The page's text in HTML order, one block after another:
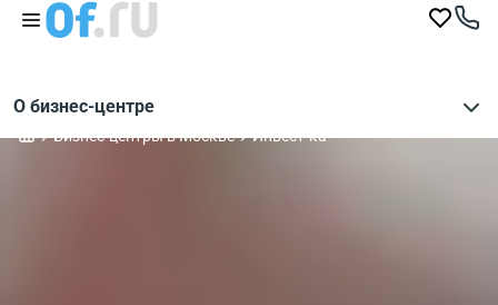
О бизнес-центре
Бизнес-центры в Москве Инвест-ка